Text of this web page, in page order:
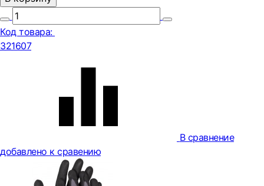
Код товара:
321607
В сравнение
добавлено к сравению